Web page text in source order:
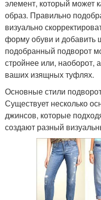
элемент, который может
образ. Правильно
визуально
форму обуви и добавить
подобранный подворот
стройнее или, наоборот,
ваших изящных туфлях.
Основные стили
Существует несколько
джинсов, которые
создают разный